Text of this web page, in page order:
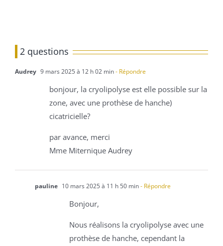
2 questions
Audrey 9 mars 2025 à 12 h 02 min- Répondre
bonjour, la cryolipolyse est elle possible sur la
zone, avec une prothèse de hanche)
cicatricielle?
par avance, merci
Mme Miternique Audrey
pauline 10 mars 2025 à 11 h 50 min- Répondre
Bonjour,
Nous réalisons la cryolipolyse avec une
prothèse de hanche, cependant la